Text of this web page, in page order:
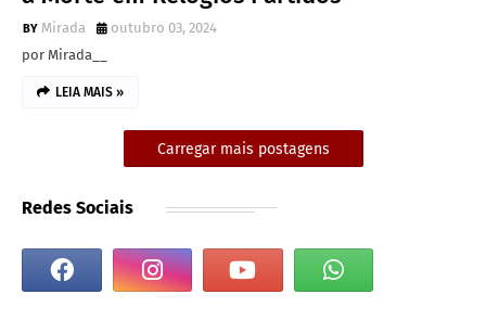
Mirada
outubro 03, 2024
por Mirada__
LEIA MAIS »
Carregar mais postagens
Redes Sociais